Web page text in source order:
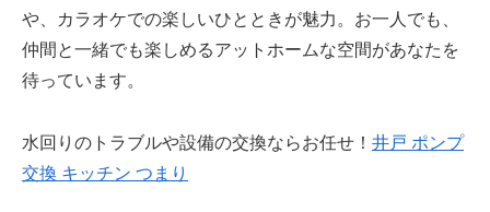
や、カラオケでの楽しいひとときが魅力。お一人でも、
仲間と一緒でも楽しめるアットホームな空間があなたを
待っています。
水回りのトラブルや設備の交換ならお任せ！ 井戸 ポンプ
交換 キッチン つまり